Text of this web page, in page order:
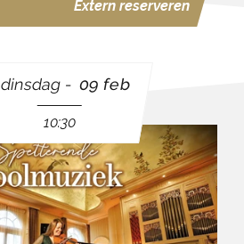
Extern reserveren
dinsdag 09 feb
10:30